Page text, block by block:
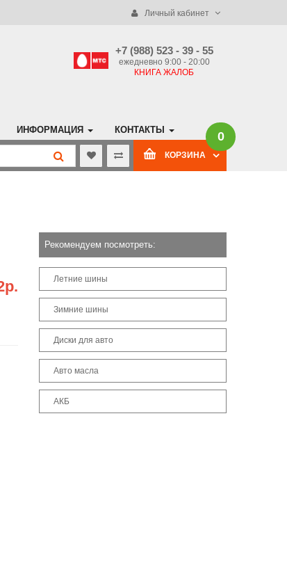
Личный кабинет
+7 (988) 523 - 39 - 55
ежедневно 9:00 - 20:00
КНИГА ЖАЛОБ
ИНФОРМАЦИЯ КОНТАКТЫ
КОРЗИНА
0
Рекомендуем посмотреть:
Летние шины
Зимние шины
Диски для авто
Авто масла
АКБ